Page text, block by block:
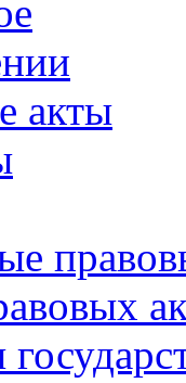
акты